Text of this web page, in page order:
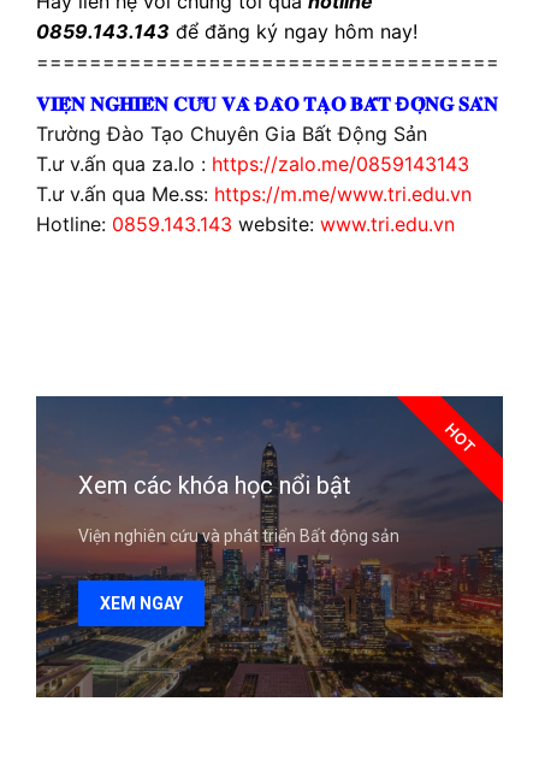
0859.143.143 để đăng ký ngay hôm nay!
===================================
𝐕𝐈𝐄̣̂𝐍 𝐍𝐆𝐇𝐈𝐄̂𝐍 𝐂𝐔̛́𝐔 𝐕𝐀̀ Đ𝐀̀𝐎 𝐓𝐀̣𝐎 𝐁𝐀̂́𝐓 Đ𝐎̣̂𝐍𝐆 𝐒𝐀̉𝐍
Trường Đào Tạo Chuyên Gia Bất Động Sản
T.ư v.ấn qua za.lo : https://zalo.me/0859143143
T.ư v.ấn qua Me.ss: https://m.me/www.tri.edu.vn
Hotline: 0859.143.143 website: www.tri.edu.vn
Xem các khóa học nổi bật
Viện nghiên cứu và phát triển Bất động sản
XEM NGAY
HOT